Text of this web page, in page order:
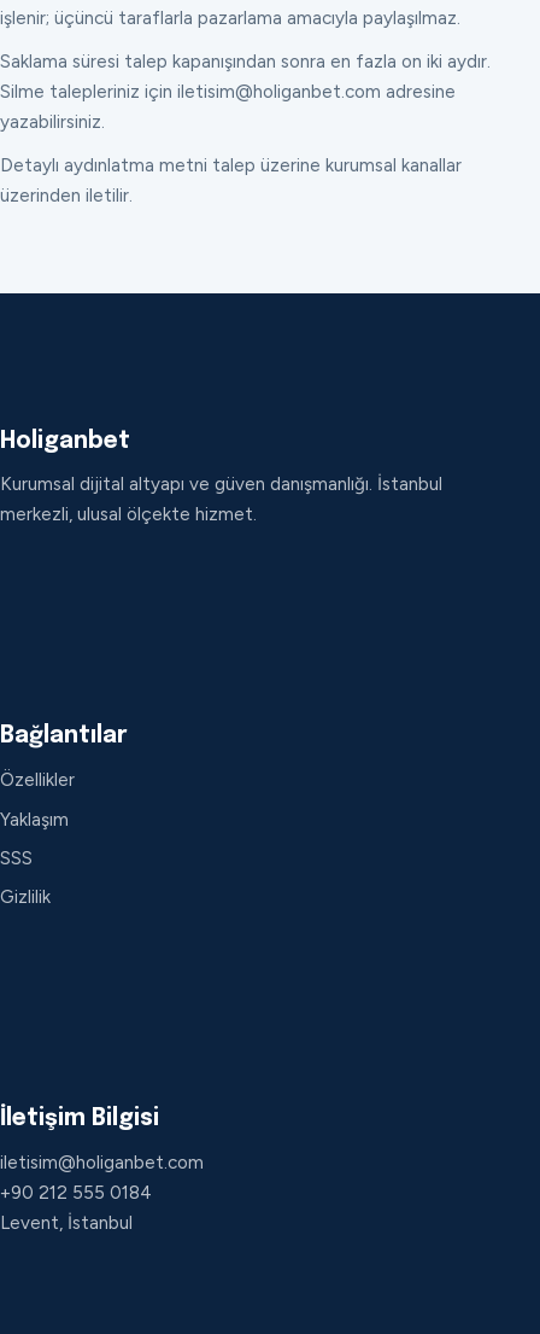
işlenir; üçüncü taraflarla pazarlama amacıyla paylaşılmaz.
Saklama süresi talep kapanışından sonra en fazla on iki aydır.
Silme talepleriniz için iletisim@holiganbet.com adresine
yazabilirsiniz.
Detaylı aydınlatma metni talep üzerine kurumsal kanallar
üzerinden iletilir.
Holiganbet
Kurumsal dijital altyapı ve güven danışmanlığı. İstanbul
merkezli, ulusal ölçekte hizmet.
Bağlantılar
Özellikler
Yaklaşım
SSS
Gizlilik
İletişim Bilgisi
iletisim@holiganbet.com
+90 212 555 0184
Levent, İstanbul